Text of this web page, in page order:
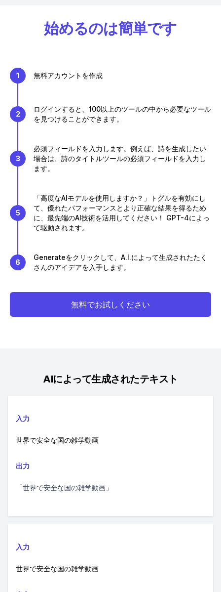
始めるのは簡単です
1 無料アカウントを作成
2
ログインすると、100以上のツールの中から必要なツール
を見つけることができます。
3
必須フィールドを入力します。例えば、詩を生成したい
場合は、詩のタイトルツールの必須フィールドを入力し
ます。
5
「高度なAIモデルを使用しますか？」トグルを有効にし
て、優れたパフォーマンスとより正確な結果を得るため
に、最先端のAI技術を活用してください！ GPT-4によっ
て駆動されます。
6
Generateをクリックして、A.I.によって生成されたたく
さんのアイデアを入手します。
無料でお試しください
AIによって生成されたテキスト
入力
世界で安全な国の雑学動画
出力
「世界で安全な国の雑学動画」
入力
世界で安全な国の雑学動画